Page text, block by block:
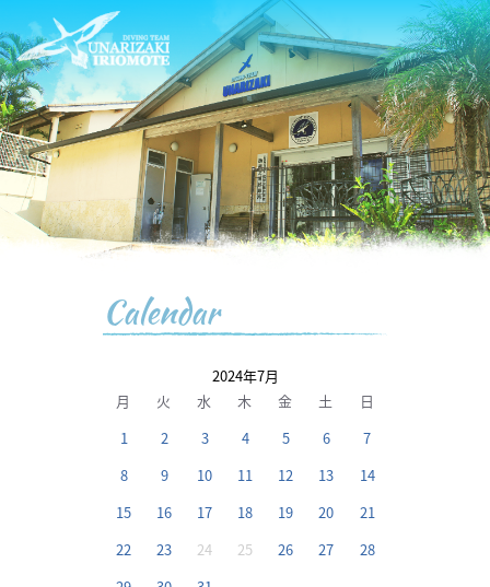
Calendar
2024年7月
月
火 水 木 金 土 日
1 2 3 4 5 6
7
8
9 10 11 12 13
14
15
16 17 18 19 20
21
22
23 24 25 26 27
28